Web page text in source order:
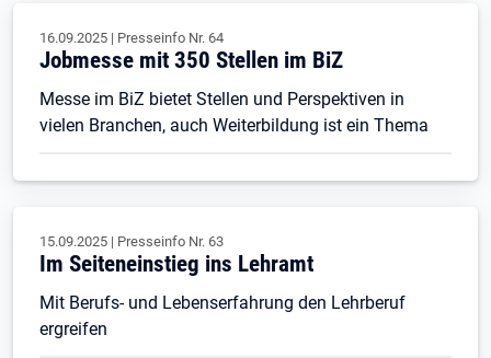
16.09.2025 | Presseinfo Nr. 64
Jobmesse mit 350 Stellen im BiZ
Messe im BiZ bietet Stellen und Perspektiven in
vielen Branchen, auch Weiterbildung ist ein Thema
15.09.2025 | Presseinfo Nr. 63
Im Seiteneinstieg ins Lehramt
Mit Berufs- und Lebenserfahrung den Lehrberuf
ergreifen